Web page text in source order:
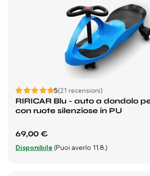
5(21 recensioni)
RIRICAR Blu - auto a dondolo
con ruote silenziose in PU
69,00 €
Disponibile (Puoi averlo 11.8.)